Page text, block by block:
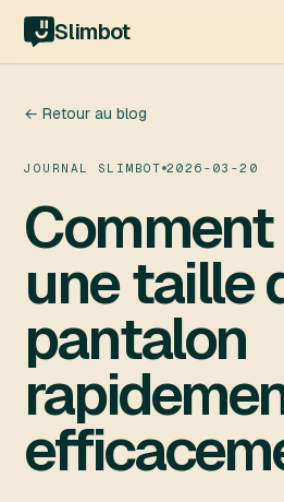
Slimbot
← Retour au blog
JOURNAL SLIMBOT 2026-03-20
une taille
pantalon